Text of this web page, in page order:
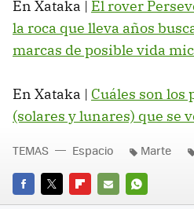
En Xataka | El rover
la roca que lleva años
marcas de posible vida
En Xataka | Cuáles son los
(solares y lunares) que se
FACEBOOK
TWITTERFLIPBOARD
E-
WHATSAPP
TEMAS Espacio Marte